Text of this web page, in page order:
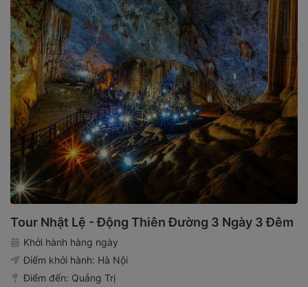
Tour Nhật Lệ - Động Thiên Đường 3 Ngày 3 Đêm
Khởi hành hàng ngày
Điểm khởi hành: Hà Nội
Điểm đến: Quảng Trị